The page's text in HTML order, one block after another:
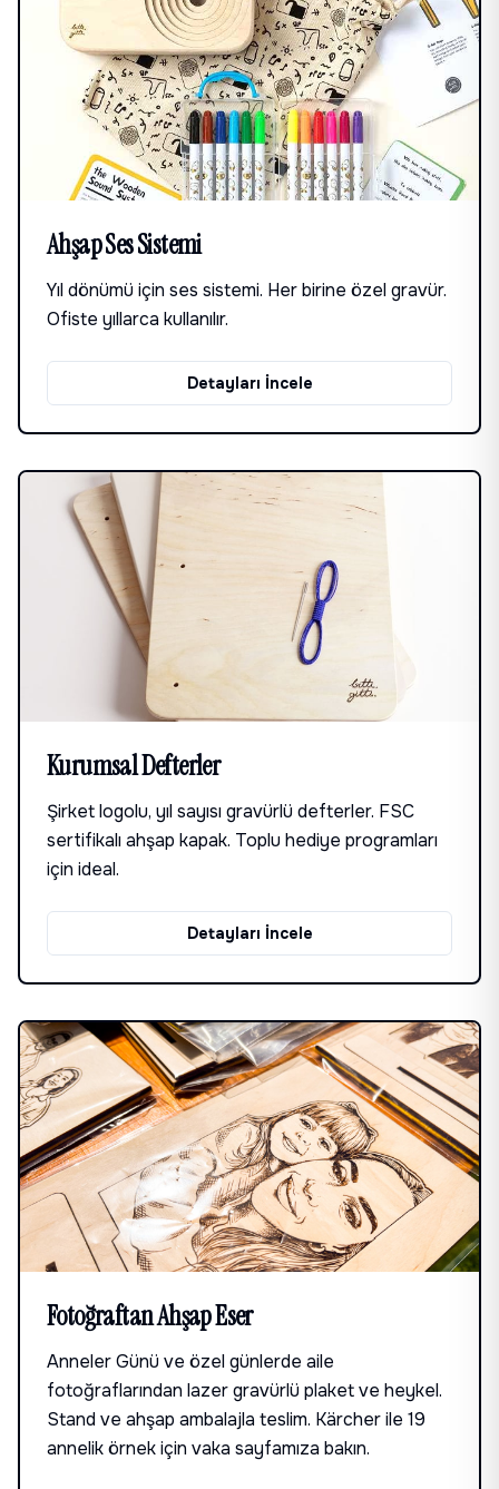
Ahşap Ses Sistemi
Yıl dönümü için ses sistemi. Her birine özel gravür.
Ofiste yıllarca kullanılır.
Detayları İncele
Kurumsal Defterler
Şirket logolu, yıl sayısı gravürlü defterler. FSC
sertifikalı ahşap kapak. Toplu hediye programları
için ideal.
Detayları İncele
Fotoğraftan Ahşap Eser
Anneler Günü ve özel günlerde aile
fotoğraflarından lazer gravürlü plaket ve heykel.
Stand ve ahşap ambalajla teslim. Kärcher ile 19
annelik örnek için vaka sayfamıza bakın.